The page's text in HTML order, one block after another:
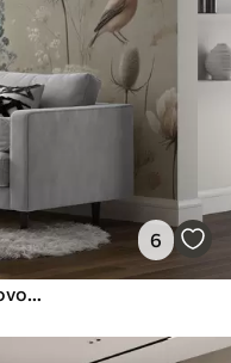
6
Jemné poľné kvety s vtákmi na béžovom pozadí